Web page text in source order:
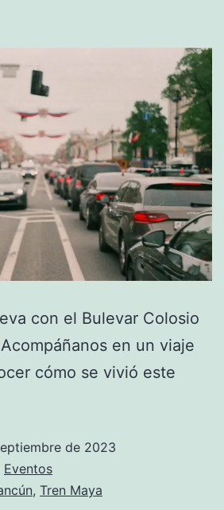
con el Bulevar Colosio
en un viaje
cómo se vivió este
de 2023
Eventos
, Tren Maya